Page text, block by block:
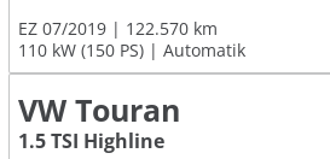
EZ 07/2019
122.570 km
110 kW (150 PS)
Automatik
VW Touran
1.5 TSI Highline